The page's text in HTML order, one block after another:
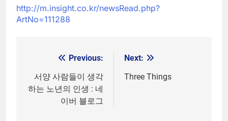
http://m.insight.co.kr/newsRead.php?
ArtNo=111288
navigation
Previous:
서양 사람들이 생각
하는 노년의 인생 : 네
이버 블로그
Next:
Three Things